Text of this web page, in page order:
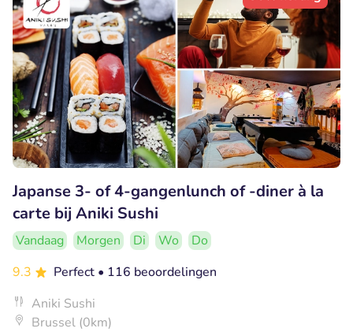
Japanse 3- of 4-gangenlunch of -diner à la
carte bij Aniki Sushi
Vandaag Morgen Di Wo
Do
9.3
Perfect • 116 beoordelingen
Aniki Sushi
Brussel (0km)